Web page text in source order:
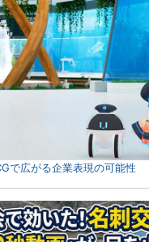
で広がる企業表現の可能性